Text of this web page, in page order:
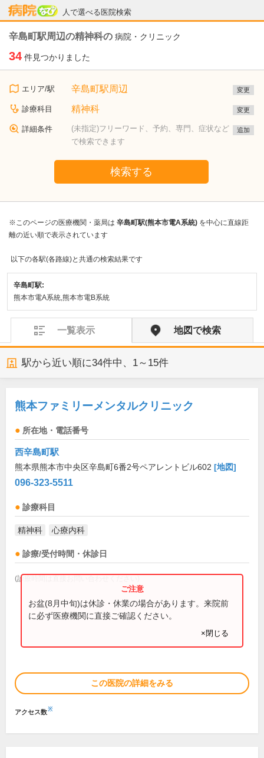
人で選べる医院検索
病院なび
辛島町駅周辺の精神科の 病院・クリニック
34 件見つかりました
エリア/駅 辛島町駅周辺 変更
診療科目 精神科 変更
詳細条件
(未指定)フリーワード、予約、専門、症状など
で検索できます
追加
検索する
※このページの医療機関・薬局は 辛島町駅(熊本市電A系統) を中心に直線距
離の近い順で表示されています
以下の各駅(各路線)と共通の検索結果です
辛島町駅:
熊本市電A系統,熊本市電B系統
一覧表示 地図で検索
駅から近い順に34件中、 1～15件
熊本ファミリーメンタルクリニック
所在地・電話番号
西辛島町駅
熊本県熊本市中央区辛島町6番2号ペアレントビル602 [地図]
096-323-5511
診療科目
精神科 心療内科
診療/受付時間・休診日
(診療時間は直接お問い合わせください)
お盆(8月中旬)は休診・休業の場合があります。来院前
に必ず医療機関に直接ご確認ください。
×閉じる
この医院の詳細をみる
アクセス数※